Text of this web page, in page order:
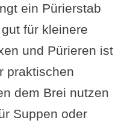
ein Pürierstab
für kleinere
und Pürieren ist
praktischen
dem Brei nutzen
Suppen oder